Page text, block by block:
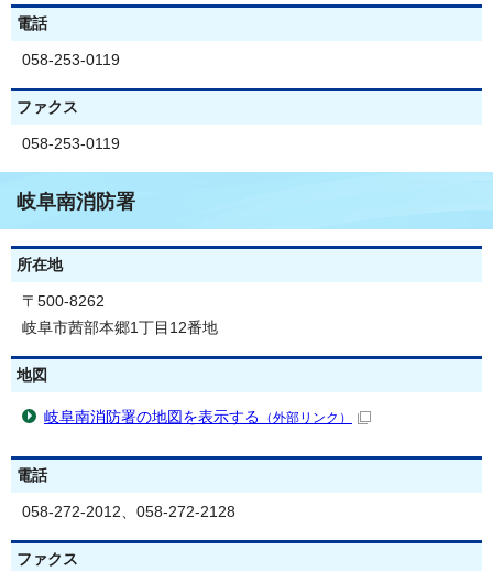
電話
058-253-0119
ファクス
058-253-0119
岐阜南消防署
所在地
〒500-8262
岐阜市茜部本郷1丁目12番地
地図
岐阜南消防署の地図を表示する （外部リンク）
電話
058-272-2012、058-272-2128
ファクス